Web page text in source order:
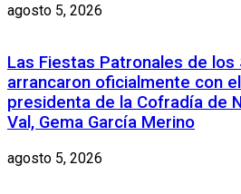
agosto 5, 2026
Las Fiestas Patronales de los
arrancaron oficialmente con
presidenta de la Cofradía de
Val, Gema García Merino
agosto 5, 2026